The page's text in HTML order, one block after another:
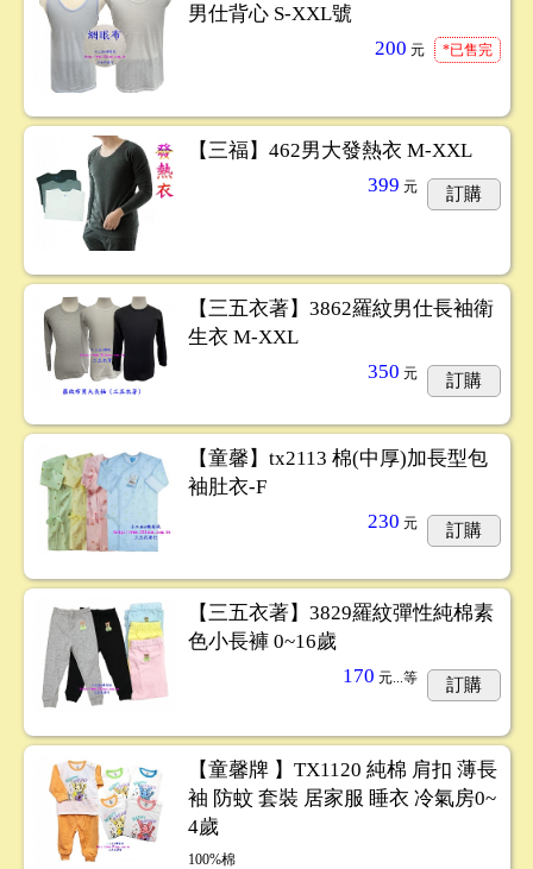
男仕背心 S-XXL號
200 元 *已售完
【三福】462男大發熱衣 M-XXL
399 元 訂購
【三五衣著】3862羅紋男仕長袖衛
生衣 M-XXL
350 元 訂購
【童馨】tx2113 棉(中厚)加長型包
袖肚衣-F
230 元 訂購
【三五衣著】3829羅紋彈性純棉素
色小長褲 0~16歲
170 元...等 訂購
【童馨牌 】TX1120 純棉 肩扣 薄長
袖 防蚊 套裝 居家服 睡衣 冷氣房0~
4歲
100%棉